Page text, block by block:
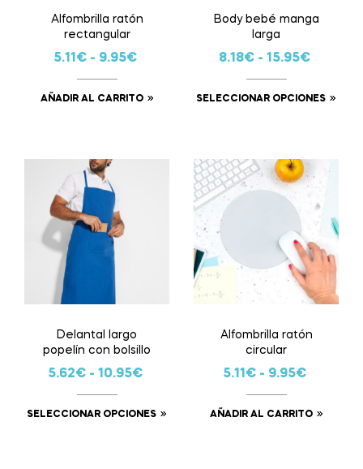
Alfombrilla ratón
rectangular
5.11€- 9.95€
AÑADIR AL CARRITO
Body bebé manga
larga
8.18€- 15.95€
SELECCIONAR OPCIONES
Delantal largo
popelín con bolsillo
5.62€- 10.95€
SELECCIONAR OPCIONES
Alfombrilla ratón
circular
5.11€- 9.95€
AÑADIR AL CARRITO